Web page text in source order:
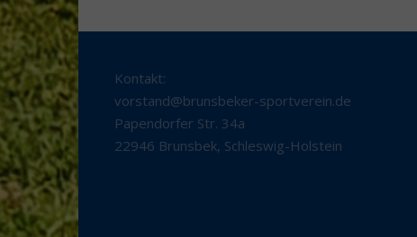
Kontakt:
vorstand@brunsbeker-sportverein.de
Papendorfer Str. 34a
22946 Brunsbek, Schleswig-Holstein